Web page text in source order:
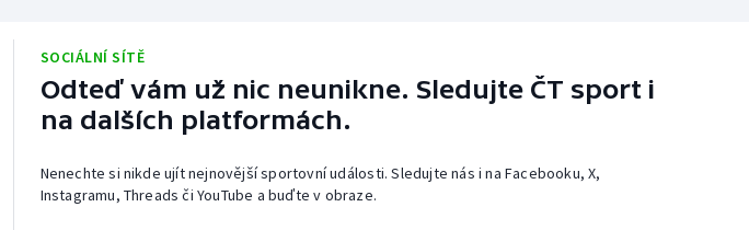
SOCIÁLNÍ SÍTĚ
Odteď vám už nic neunikne. Sledujte ČT sport i
na dalších platformách.
Nenechte si nikde ujít nejnovější sportovní události. Sledujte nás i na Facebooku, X,
Instagramu, Threads či YouTube a buďte v obraze.